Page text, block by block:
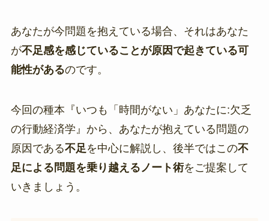
あなたが今問題を抱えている場合、それはあなた
が不足感を感じていることが原因で起きている可
能性があるのです。
今回の種本『いつも「時間がない」あなたに:欠乏
の行動経済学』から、あなたが抱えている問題の
原因である不足を中心に解説し、後半ではこの不
足による問題を乗り越えるノート術をご提案して
いきましょう。